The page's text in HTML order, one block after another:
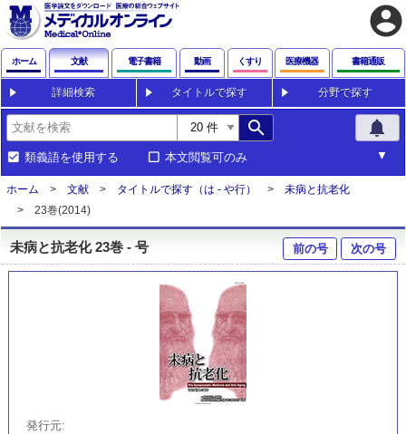
account_circle
ホーム 文献 電子書籍 動画 くすり 医療機器 書籍通販
詳細検索 タイトルで探す 分野で探す
search notifications
類義語を使用する 本文閲覧可のみ
ホーム 文献 タイトルで探す（は - や行）
未病と抗老化
23巻(2014)
未病と抗老化 23巻 - 号 前の号 次の号
発行元